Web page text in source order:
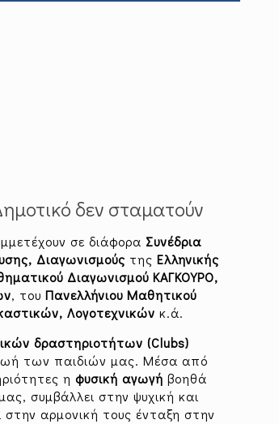
δεν σταματούν
σε διάφορα Συνέδρια
Διαγωνισμούς της Ελληνικής
Διαγωνισμού ΚΑΓΚΟΥΡΟ,
, τουΠανελλήνιου Μαθητικού
Λογοτεχνικών κ.ά.
δραστηριοτήτων (Clubs)
των παιδιών μας. Μέσα από
ηφυσική αγωγή βοηθά
συμβάλλει στην ψυχική και
αρμονική τους ένταξη στην